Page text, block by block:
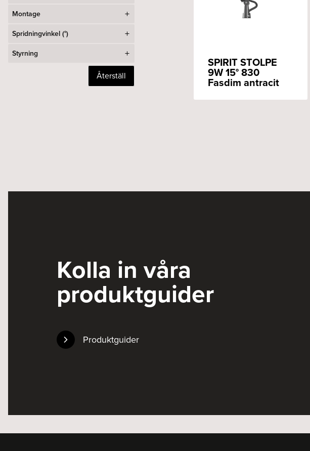
Montage
Spridningvinkel (°)
Styrning
Återställ
SPIRIT STOLPE
9W 15° 830
Fasdim antracit
Kolla in våra
produktguider
Produktguider